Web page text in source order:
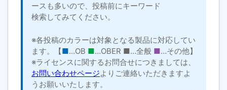
ースも多いので、投稿前にキーワード
検索してみてください。
※各投稿のカラーは対象となる製品に対応してい
ます。【■…OB ■…OBER ■…全般 ■…その他】
※ライセンスに関するお問合せにつきましては、
お問い合わせページよりご連絡いただきますよ
うお願いいたします。